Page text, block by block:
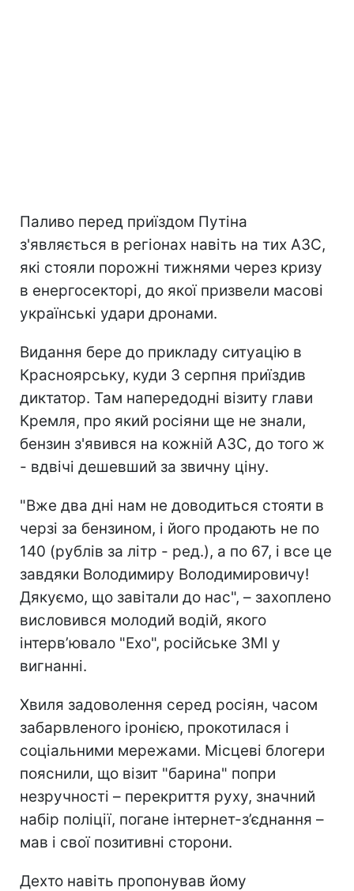
Паливо перед приїздом Путіна
з'являється в регіонах навіть на тих АЗС,
які стояли порожні тижнями через кризу
в енергосекторі, до якої призвели масові
українські удари дронами.
Видання бере до прикладу ситуацію в
Красноярську, куди 3 серпня приїздив
диктатор. Там напередодні візиту глави
Кремля, про який росіяни ще не знали,
бензин з'явився на кожній АЗС, до того ж
- вдвічі дешевший за звичну ціну.
"Вже два дні нам не доводиться стояти в
черзі за бензином, і його продають не по
140 (рублів за літр - ред.), а по 67, і все це
завдяки Володимиру Володимировичу!
Дякуємо, що завітали до нас", – захоплено
висловився молодий водій, якого
інтерв’ювало "Ехо", російське ЗМІ у
вигнанні.
Хвиля задоволення серед росіян, часом
забарвленого іронією, прокотилася і
соціальними мережами. Місцеві блогери
пояснили, що візит "барина" попри
незручності – перекриття руху, значний
набір поліції, погане інтернет-з’єднання –
мав і свої позитивні сторони.
Дехто навіть пропонував йому